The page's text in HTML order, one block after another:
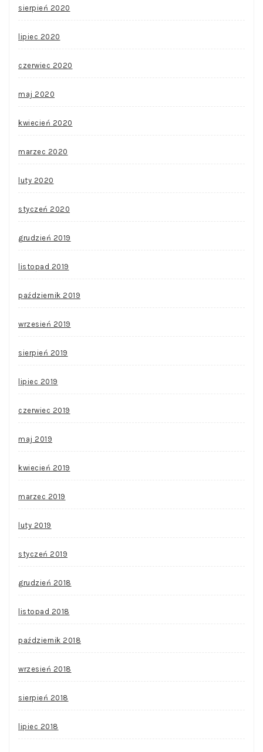
sierpień 2020
lipiec 2020
czerwiec 2020
maj 2020
kwiecień 2020
marzec 2020
luty 2020
styczeń 2020
grudzień 2019
listopad 2019
październik 2019
wrzesień 2019
sierpień 2019
lipiec 2019
czerwiec 2019
maj 2019
kwiecień 2019
marzec 2019
luty 2019
styczeń 2019
grudzień 2018
listopad 2018
październik 2018
wrzesień 2018
sierpień 2018
lipiec 2018